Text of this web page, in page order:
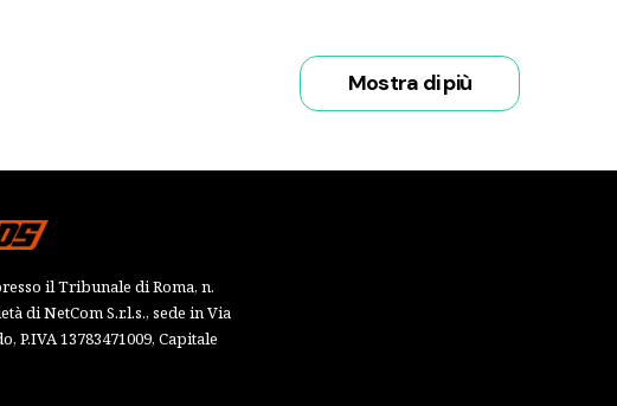
Mostra di più
il Tribunale di Roma, n.
di NetCom S.r.l.s., sede in Via
P.IVA 13783471009, Capitale